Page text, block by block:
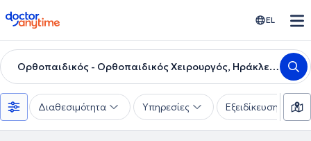
doctoranytime EL
Ορθοπαιδικός - Ορθοπαιδικός Χειρουργός, Ηράκλειο Κρήτης
Διαθεσιμότητα Υπηρεσίες Εξειδίκευση